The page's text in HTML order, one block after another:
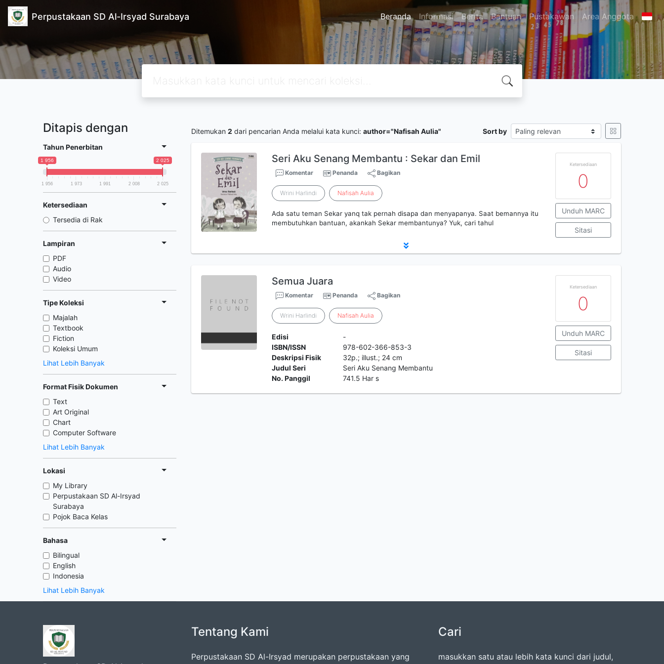
Perpustakaan SD Al-Irsyad Surabaya Beranda Informasi Berita Bantuan Pustakawan Area Anggota
Ditapis dengan
Tahun Penerbitan
1 956 2 025
1 956 1 973 1 991 2 008 2 025
Ketersediaan
Tersedia di Rak
Lampiran
PDF
Audio
Video
Tipe Koleksi
Majalah
Textbook
Fiction
Koleksi Umum
Lihat Lebih Banyak
Format Fisik Dokumen
Text
Art Original
Chart
Computer Software
Lihat Lebih Banyak
Lokasi
My Library
Perpustakaan SD Al-Irsyad
Surabaya
Pojok Baca Kelas
Bahasa
Bilingual
English
Indonesia
Lihat Lebih Banyak
Ditemukan 2 dari pencarian Anda melalui kata kunci: author="Nafisah Aulia" Sort by
Seri Aku Senang Membantu : Sekar dan Emil
Komentar Penanda Bagikan
Wrini Harlindi Nafisah Aulia
Ada satu teman Sekar yanq tak pernah disapa dan menyapanya. Saat bemannya itu
membutuhkan bantuan, akankah Sekar membantunya? Yuk, cari tahul
Ketersediaan
0
Unduh MARC
Sitasi
Semua Juara
Komentar Penanda Bagikan
Wrini Harlindi Nafisah Aulia
Edisi
-
ISBN/ISSN
978-602-366-853-3
Deskripsi Fisik
32p.; illust.; 24 cm
Judul Seri
Seri Aku Senang Membantu
No. Panggil
741.5 Har s
Ketersediaan
0
Unduh MARC
Sitasi
Tentang Kami
Perpustakaan SD Al-Irsyad merupakan perpustakaan yang
Cari
masukkan satu atau lebih kata kunci dari judul,